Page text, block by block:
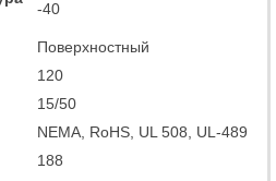
-40
Поверхностный
120
15/50
NEMA, RoHS, UL 508, UL-489
188